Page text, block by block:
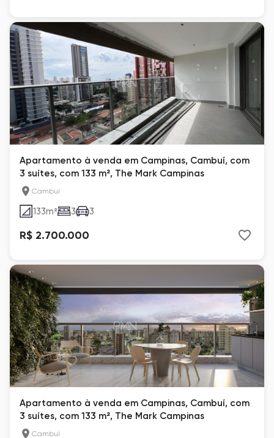
Apartamento à venda em Campinas, Cambuí, com
3 suítes, com 133 m², The Mark Campinas
Cambuí
133m² 3 3
R$ 2.700.000
Apartamento à venda em Campinas, Cambuí, com
3 suítes, com 133 m², The Mark Campinas
Cambuí